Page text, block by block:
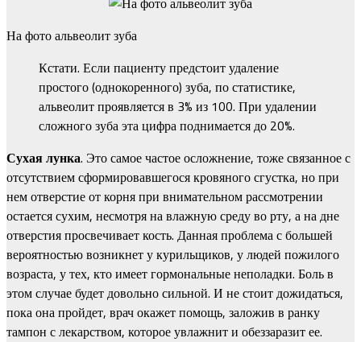
На фото альвеолит зуба
Кстати. Если пациенту предстоит удаление
простого (однокоренного) зуба, по статистике,
альвеолит проявляется в 3% из 100. При удалении
сложного зуба эта цифра поднимается до 20%.
Сухая лунка. Это самое частое осложнение, тоже связанное с
отсутствием сформировавшегося кровяного сгустка, но при
нем отверстие от корня при внимательном рассмотрении
остается сухим, несмотря на влажную среду во рту, а на дне
отверстия просвечивает кость. Данная проблема с большей
вероятностью возникнет у курильщиков, у людей пожилого
возраста, у тех, кто имеет гормональные неполадки. Боль в
этом случае будет довольно сильной. И не стоит дожидаться,
пока она пройдет, врач окажет помощь, заложив в ранку
тампон с лекарством, которое увлажнит и обеззаразит ее.